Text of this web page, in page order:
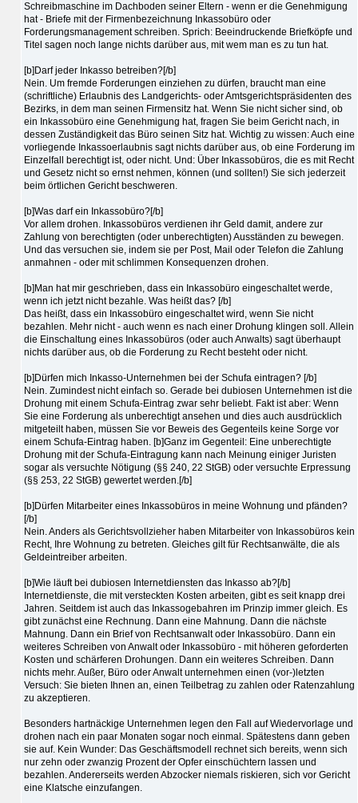
Schreibmaschine im Dachboden seiner Eltern - wenn er die Genehmigung
hat - Briefe mit der Firmenbezeichnung Inkassobüro oder
Forderungsmanagement schreiben. Sprich: Beeindruckende Briefköpfe und
Titel sagen noch lange nichts darüber aus, mit wem man es zu tun hat.
[b]Darf jeder Inkasso betreiben?[/b]
Nein. Um fremde Forderungen einziehen zu dürfen, braucht man eine
(schriftliche) Erlaubnis des Landgerichts- oder Amtsgerichtspräsidenten des
Bezirks, in dem man seinen Firmensitz hat. Wenn Sie nicht sicher sind, ob
ein Inkassobüro eine Genehmigung hat, fragen Sie beim Gericht nach, in
dessen Zuständigkeit das Büro seinen Sitz hat. Wichtig zu wissen: Auch eine
vorliegende Inkassoerlaubnis sagt nichts darüber aus, ob eine Forderung im
Einzelfall berechtigt ist, oder nicht. Und: Über Inkassobüros, die es mit Recht
und Gesetz nicht so ernst nehmen, können (und sollten!) Sie sich jederzeit
beim örtlichen Gericht beschweren.
[b]Was darf ein Inkassobüro?[/b]
Vor allem drohen. Inkassobüros verdienen ihr Geld damit, andere zur
Zahlung von berechtigten (oder unberechtigten) Ausständen zu bewegen.
Und das versuchen sie, indem sie per Post, Mail oder Telefon die Zahlung
anmahnen - oder mit schlimmen Konsequenzen drohen.
[b]Man hat mir geschrieben, dass ein Inkassobüro eingeschaltet werde,
wenn ich jetzt nicht bezahle. Was heißt das? [/b]
Das heißt, dass ein Inkassobüro eingeschaltet wird, wenn Sie nicht
bezahlen. Mehr nicht - auch wenn es nach einer Drohung klingen soll. Allein
die Einschaltung eines Inkassobüros (oder auch Anwalts) sagt überhaupt
nichts darüber aus, ob die Forderung zu Recht besteht oder nicht.
[b]Dürfen mich Inkasso-Unternehmen bei der Schufa eintragen? [/b]
Nein. Zumindest nicht einfach so. Gerade bei dubiosen Unternehmen ist die
Drohung mit einem Schufa-Eintrag zwar sehr beliebt. Fakt ist aber: Wenn
Sie eine Forderung als unberechtigt ansehen und dies auch ausdrücklich
mitgeteilt haben, müssen Sie vor Beweis des Gegenteils keine Sorge vor
einem Schufa-Eintrag haben. [b]Ganz im Gegenteil: Eine unberechtigte
Drohung mit der Schufa-Eintragung kann nach Meinung einiger Juristen
sogar als versuchte Nötigung (§§ 240, 22 StGB) oder versuchte Erpressung
(§§ 253, 22 StGB) gewertet werden.[/b]
[b]Dürfen Mitarbeiter eines Inkassobüros in meine Wohnung und pfänden?
[/b]
Nein. Anders als Gerichtsvollzieher haben Mitarbeiter von Inkassobüros kein
Recht, Ihre Wohnung zu betreten. Gleiches gilt für Rechtsanwälte, die als
Geldeintreiber arbeiten.
[b]Wie läuft bei dubiosen Internetdiensten das Inkasso ab?[/b]
Internetdienste, die mit versteckten Kosten arbeiten, gibt es seit knapp drei
Jahren. Seitdem ist auch das Inkassogebahren im Prinzip immer gleich. Es
gibt zunächst eine Rechnung. Dann eine Mahnung. Dann die nächste
Mahnung. Dann ein Brief von Rechtsanwalt oder Inkassobüro. Dann ein
weiteres Schreiben von Anwalt oder Inkassobüro - mit höheren geforderten
Kosten und schärferen Drohungen. Dann ein weiteres Schreiben. Dann
nichts mehr. Außer, Büro oder Anwalt unternehmen einen (vor-)letzten
Versuch: Sie bieten Ihnen an, einen Teilbetrag zu zahlen oder Ratenzahlung
zu akzeptieren.
Besonders hartnäckige Unternehmen legen den Fall auf Wiedervorlage und
drohen nach ein paar Monaten sogar noch einmal. Spätestens dann geben
sie auf. Kein Wunder: Das Geschäftsmodell rechnet sich bereits, wenn sich
nur zehn oder zwanzig Prozent der Opfer einschüchtern lassen und
bezahlen. Andererseits werden Abzocker niemals riskieren, sich vor Gericht
eine Klatsche einzufangen.